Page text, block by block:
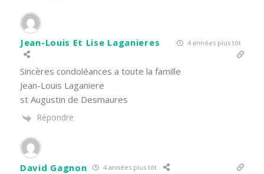
Jean-Louis Et Lise Laganieres 4 années plus tôt
Sincères condoléances a toute la famille
Jean-Louis Laganiere
st Augustin de Desmaures
Répondre
David Gagnon 4 années plus tôt